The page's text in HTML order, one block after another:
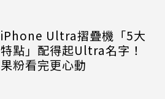
iPhone Ultra摺疊機「5大
特點」配得起Ultra名字！
果粉看完更心動